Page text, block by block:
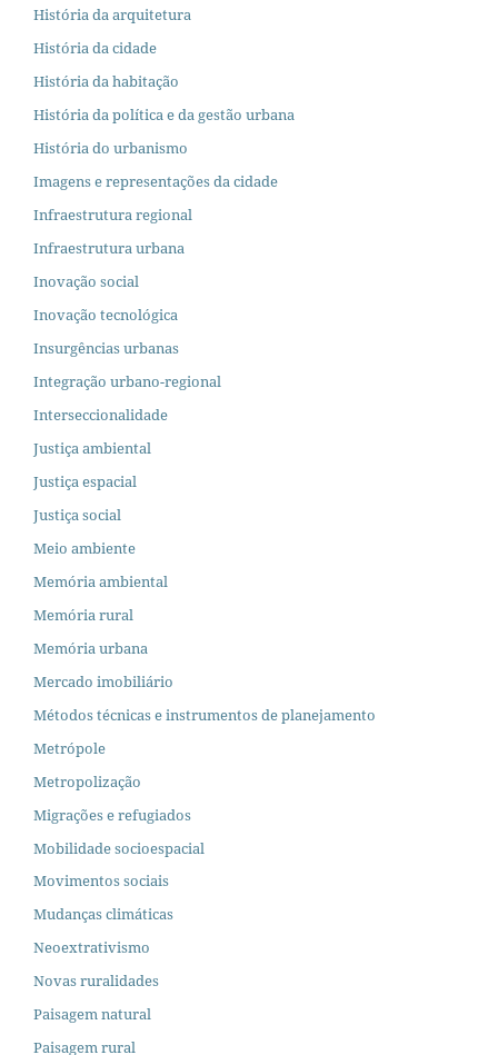
História da arquitetura
História da cidade
História da habitação
História da política e da gestão urbana
História do urbanismo
Imagens e representações da cidade
Infraestrutura regional
Infraestrutura urbana
Inovação social
Inovação tecnológica
Insurgências urbanas
Integração urbano-regional
Interseccionalidade
Justiça ambiental
Justiça espacial
Justiça social
Meio ambiente
Memória ambiental
Memória rural
Memória urbana
Mercado imobiliário
Métodos técnicas e instrumentos de planejamento
Metrópole
Metropolização
Migrações e refugiados
Mobilidade socioespacial
Movimentos sociais
Mudanças climáticas
Neoextrativismo
Novas ruralidades
Paisagem natural
Paisagem rural